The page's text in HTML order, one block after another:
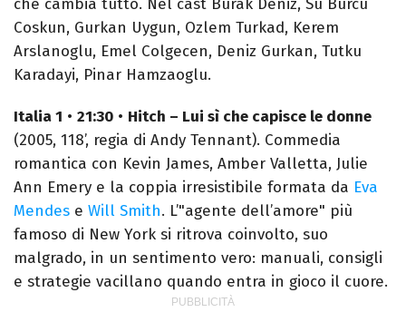
che cambia tutto. Nel cast Burak Deniz, Su Burcu
Coskun, Gurkan Uygun, Ozlem Turkad, Kerem
Arslanoglu, Emel Colgecen, Deniz Gurkan, Tutku
Karadayi, Pinar Hamzaoglu.
Italia 1 • 21:30 • Hitch – Lui sì che capisce le donne
(2005, 118’, regia di Andy Tennant). Commedia
romantica con Kevin James, Amber Valletta, Julie
Ann Emery e la coppia irresistibile formata da Eva
Mendes e Will Smith. L’"agente dell’amore" più
famoso di New York si ritrova coinvolto, suo
malgrado, in un sentimento vero: manuali, consigli
e strategie vacillano quando entra in gioco il cuore.